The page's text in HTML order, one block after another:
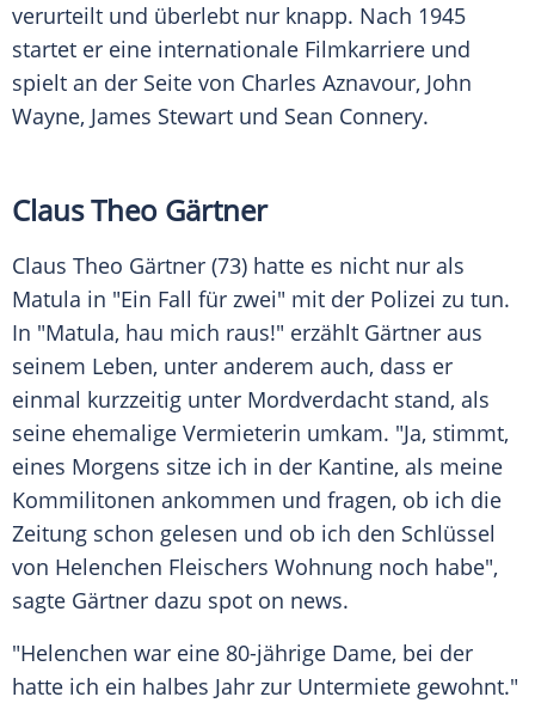
verurteilt und überlebt nur knapp. Nach 1945
startet er eine internationale Filmkarriere und
spielt an der Seite von Charles Aznavour, John
Wayne, James Stewart und Sean Connery.
Claus Theo Gärtner
Claus Theo Gärtner (73) hatte es nicht nur als
Matula in "Ein Fall für zwei" mit der Polizei zu tun.
In "Matula, hau mich raus!" erzählt Gärtner aus
seinem Leben, unter anderem auch, dass er
einmal kurzzeitig unter Mordverdacht stand, als
seine ehemalige Vermieterin umkam. "Ja, stimmt,
eines Morgens sitze ich in der Kantine, als meine
Kommilitonen ankommen und fragen, ob ich die
Zeitung schon gelesen und ob ich den Schlüssel
von Helenchen Fleischers Wohnung noch habe",
sagte Gärtner dazu spot on news.
"Helenchen war eine 80-jährige Dame, bei der
hatte ich ein halbes Jahr zur Untermiete gewohnt."